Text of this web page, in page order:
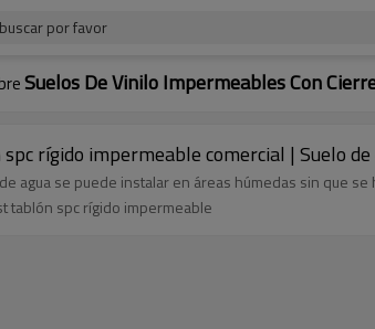
por favor
Suelos De Vinilo Impermeables Con
rígido impermeable comercial | Suelo
agua se puede instalar en áreas húmedas sin que
tablón spc rígido impermeable